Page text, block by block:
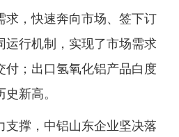
求，快速奔向市场、签下订
运行机制，实现了市场需求
付；出口氢氧化铝产品白度
新高。
支撑，中铝山东企业坚决落